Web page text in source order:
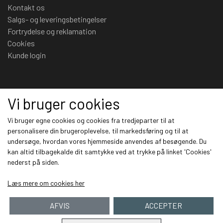
tilsammen 4 almindelige netværkskameraer. Kameraet giver
dig en 360 ° surround-visning, helt uden nogen blinde vinkler.
Samtidig kan du få vist op til 9 forskellige skærmtilstande, så
de passer til dine kunders forskellige behov for visning.
Smart IR teknologi
Smart IR II-teknologien er blevet opgraderet
til et visningsområde på op til 15 m.
lysdioder fungerer som Low beam, for en
bedre billedskarphed og kvalitet. Den
avancerede IR-teknologi skaber en jævn
Kontakt os
Salgs- og leveringsbetingelser
Fortrydelse og reklamation
Cookies
Kunde login
Sociale medier
Modtag vores nyhedsbrev via e-mail
Vi bruger cookies
Vi bruger egne cookies og cookies fra tredjeparter til at
personalisere din brugeroplevelse, til markedsføring og til at
undersøge, hvordan vores hjemmeside anvendes af besøgende. Du
kan altid tilbagekalde dit samtykke ved at trykke på linket 'Cookies'
nederst på siden.
Læs mere om cookies her
AFVIS ACCEPTER